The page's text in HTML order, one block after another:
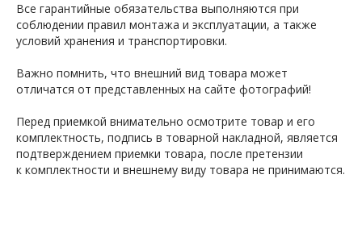
Все гарантийные обязательства выполняются при
соблюдении правил монтажа и эксплуатации, а также
условий хранения и транспортировки.
Важно помнить, что внешний вид товара может
отличатся от представленных на сайте фотографий!
Перед приемкой внимательно осмотрите товар и его
комплектность, подпись в товарной накладной, является
подтверждением приемки товара, после претензии
к комплектности и внешнему виду товара не принимаются.